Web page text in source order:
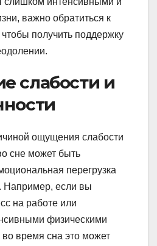
важно обратиться к
получить поддержку
слабости и
ощущения слабости
сне может быть
перегрузка
Например, если вы
на работе или
физическими
время сна это может